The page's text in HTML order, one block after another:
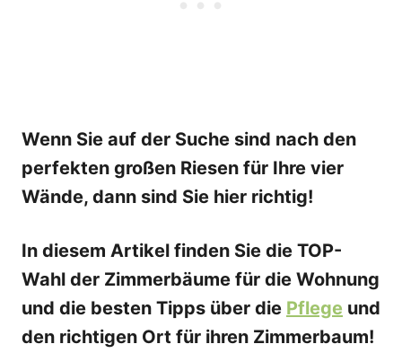
Wenn Sie auf der Suche sind nach den
perfekten großen Riesen für Ihre vier
Wände, dann sind Sie hier richtig!
In diesem Artikel finden Sie die TOP-
Wahl der Zimmerbäume für die Wohnung
und die besten Tipps über die Pflege und
den richtigen Ort für ihren Zimmerbaum!